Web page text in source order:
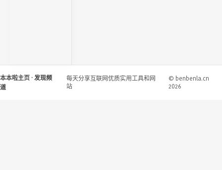
本本啦主页 · 发现频
道
每天分享互联网优质实用工具和网
站
© benbenla.cn
2026